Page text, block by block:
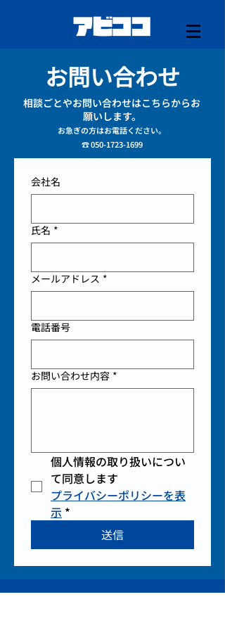
お問い合わせ
相談ごとやお問い合わせはこちらからお
願いします。
お急ぎの方はお電話ください。
☎︎ 050-1723-1699
会社名
氏名 *
メールアドレス *
電話番号
お問い合わせ内容 *
個人情報の取り扱いについ
て同意します
プライバシーポリシーを表
示 *
送信